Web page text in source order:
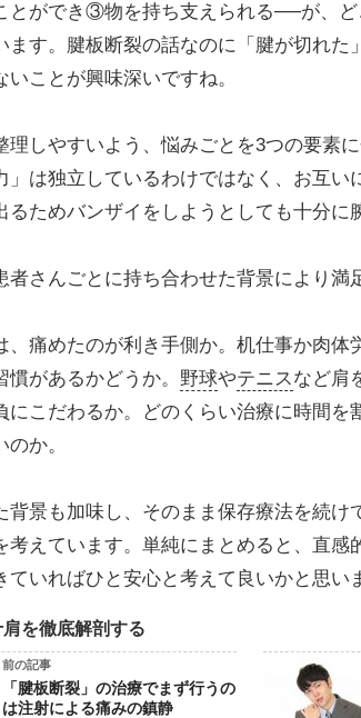
とができ③物を持ち支えられる──が、ど
ます。腱板断裂の話なのに「腱が切れた
いことが興味深いですね。
しやすいよう、悩みごとを3つの要素
」は独立しているわけではなく、お互い
るためバンザイをしようとしても十分に
さんごとに持ち合わせた背景により満
痛めたのが利き手側か。机仕事か肉体
慣があるかどうか。 野球やテニスなど肩
にこだわるか。どのくらい治療に時間を
か。
景も加味し、そのまま保存療法を続け
考えています。単純にまとめると、直感
ていればひと安心と考えて良いかと思い
肩を徹底解剖する
前の記事
「腱板断裂」の治療でまず行うの
は注射による痛みの鎮静